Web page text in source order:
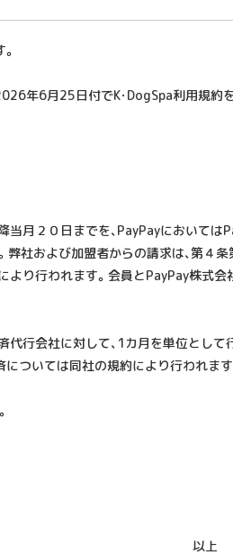
年6月25日付でK･DogSpa利用規約
月２０日までを、PayPayにおいて
社および加盟者からの請求は、第
り行われます。会員とPayPay株式
行会社に対して、1カ月を単位とし
ついては同社の規約により行われます